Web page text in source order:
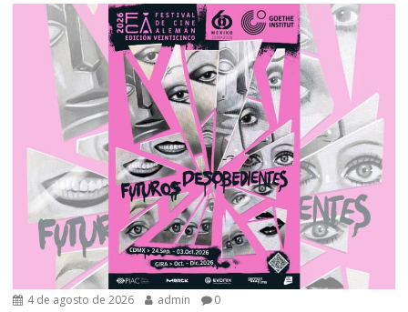
4 de agosto de 2026 admin 0